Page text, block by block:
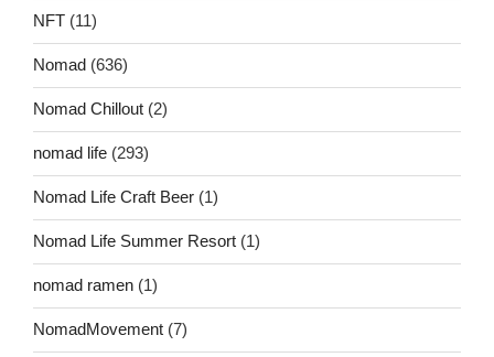
NFT (11)
Nomad (636)
Nomad Chillout (2)
nomad life (293)
Nomad Life Craft Beer (1)
Nomad Life Summer Resort (1)
nomad ramen (1)
NomadMovement (7)